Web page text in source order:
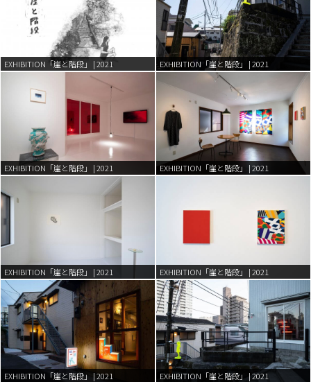
EXHIBITION「崖と階段」 | 2021 EXHIBITION「崖と階段」 | 2021
EXHIBITION「崖と階段」 | 2021 EXHIBITION「崖と階段」 | 2021
EXHIBITION「崖と階段」 | 2021 EXHIBITION「崖と階段」 | 2021
EXHIBITION「崖と階段」 | 2021 EXHIBITION「崖と階段」 | 2021